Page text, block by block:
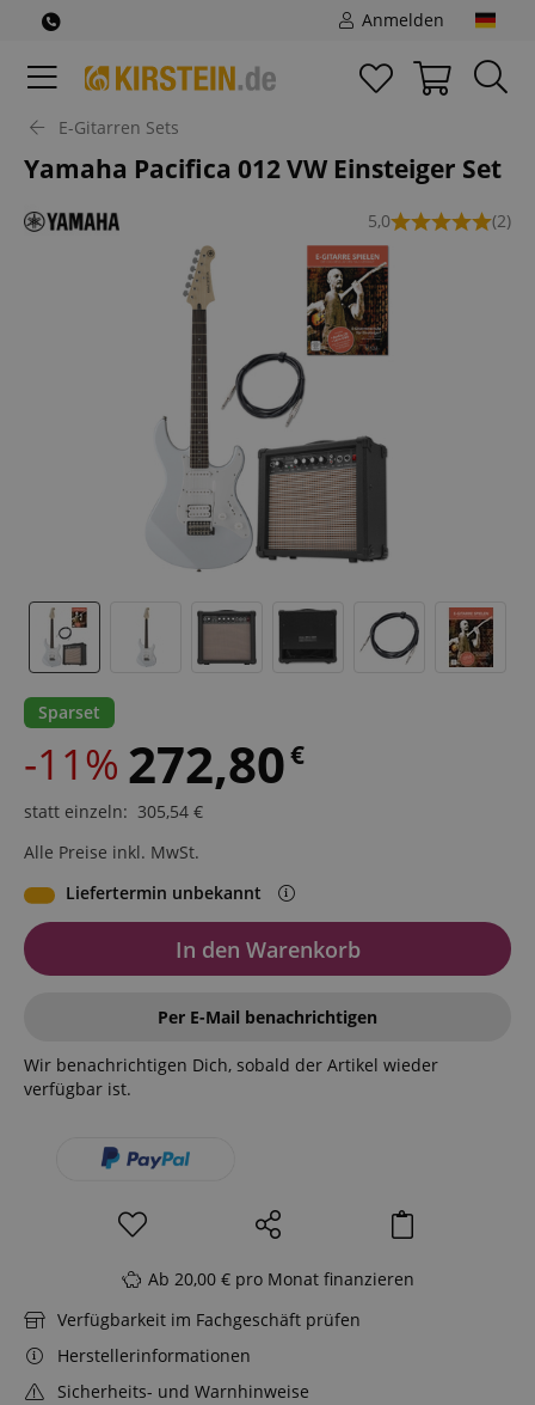
Anmelden
E-Gitarren Sets
Yamaha Pacifica 012 VW Einsteiger Set
5,0 (2)
Sparset
-11% 272,80€
statt einzeln: 305,54 €
Alle Preise inkl. MwSt.
Liefertermin unbekannt
In den Warenkorb
Per E-Mail benachrichtigen
Wir benachrichtigen Dich, sobald der Artikel wieder
verfügbar ist.
Ab 20,00 € pro Monat finanzieren
Verfügbarkeit im Fachgeschäft prüfen
Herstellerinformationen
Sicherheits- und Warnhinweise